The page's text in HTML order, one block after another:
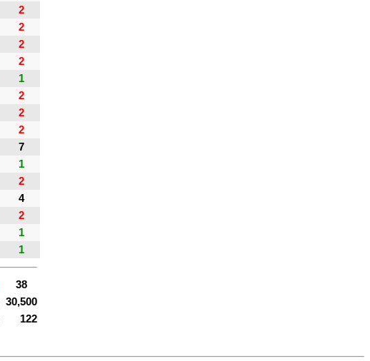
2
2
2
2
1
2
2
2
7
1
2
4
2
1
1
38
30,500
122